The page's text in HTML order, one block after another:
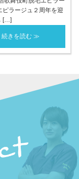
ラージュ２周年を迎
[…]
続きを読む ≫